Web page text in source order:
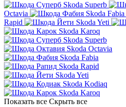
Skoda Superb
Octavia
Skoda Fabia
Rapid
Skoda Yeti
Skoda Karoq
Skoda Superb
Skoda Octavia
Skoda Fabia
Skoda Rapid
Skoda Yeti
Skoda Kodiaq
Skoda Karoq
Показать все Скрыть все